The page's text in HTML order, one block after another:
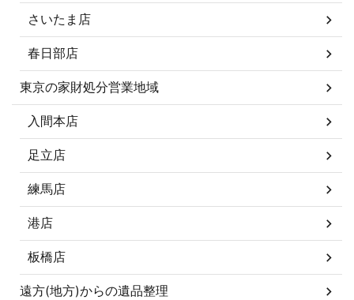
さいたま店
春日部店
東京の家財処分営業地域
入間本店
足立店
練馬店
港店
板橋店
遠方(地方)からの遺品整理